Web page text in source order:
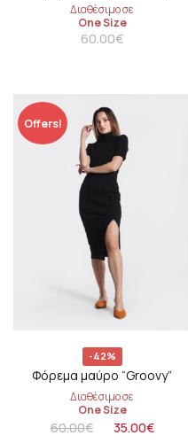
Διαθέσιμο σε
One Size
60.00€
Offers!
-42%
Φόρεμα μαύρο “Groovy”
Διαθέσιμο σε
One Size
60.00€ 35.00€